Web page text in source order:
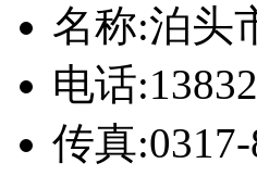
名称:泊头
电话
传真